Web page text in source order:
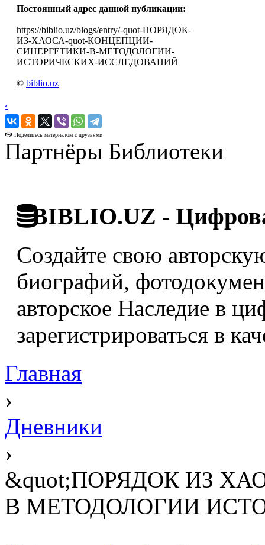
Постоянный адрес данной публикации:
https://biblio.uz/blogs/entry/-quot-ПОРЯДОК-
ИЗ-ХАОСА-quot-КОНЦЕПЦИИ-
СИНЕРГЕТИКИ-В-МЕТОДОЛОГИИ-
ИСТОРИЧЕСКИХ-ИССЛЕДОВАНИЙ
© biblio.uz
‹
›
Поделитесь материалом с друзьями
Партнёры Библиотеки
BIBLIO.UZ -
Создайте свою
биографий,
авторское Наследие в
зарегистрироваться в
Главная
›
Дневники
›
&quot;ПОРЯДОК ИЗ
В МЕТОДОЛОГИИ